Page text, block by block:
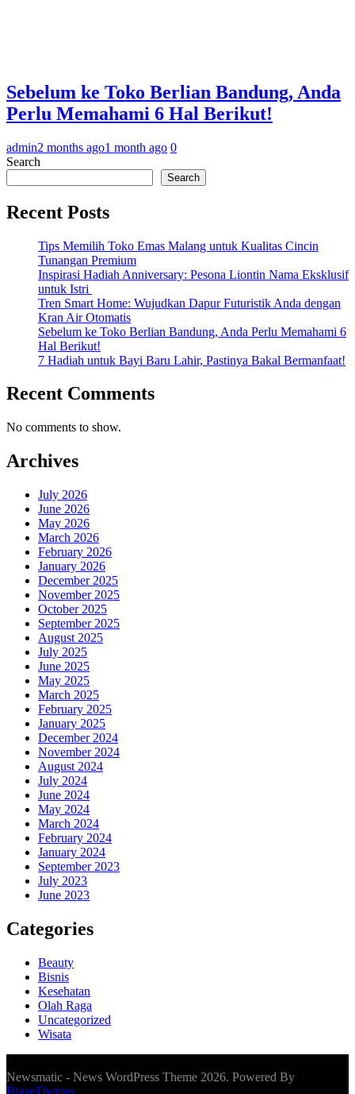
Sebelum ke Toko Berlian Bandung, Anda
Perlu Memahami 6 Hal Berikut!
admin2 months ago1 month ago 0
Search
Search
Recent Posts
Tips Memilih Toko Emas Malang untuk Kualitas Cincin
Tunangan Premium
Inspirasi Hadiah Anniversary: Pesona Liontin Nama Eksklusif
untuk Istri
Tren Smart Home: Wujudkan Dapur Futuristik Anda dengan
Kran Air Otomatis
Sebelum ke Toko Berlian Bandung, Anda Perlu Memahami 6
Hal Berikut!
7 Hadiah untuk Bayi Baru Lahir, Pastinya Bakal Bermanfaat!
Recent Comments
No comments to show.
Archives
July 2026
June 2026
May 2026
March 2026
February 2026
January 2026
December 2025
November 2025
October 2025
September 2025
August 2025
July 2025
June 2025
May 2025
March 2025
February 2025
January 2025
December 2024
November 2024
August 2024
July 2024
June 2024
May 2024
March 2024
February 2024
January 2024
September 2023
July 2023
June 2023
Categories
Beauty
Bisnis
Kesehatan
Olah Raga
Uncategorized
Wisata
Newsmatic - News WordPress Theme 2026. Powered By
BlazeThemes